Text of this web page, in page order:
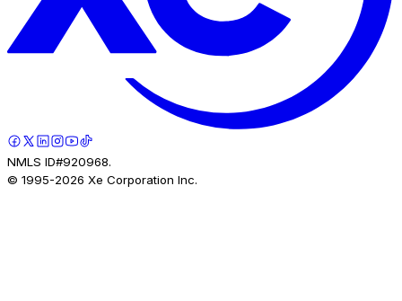
NMLS ID#920968.
© 1995-2026 Xe Corporation Inc.